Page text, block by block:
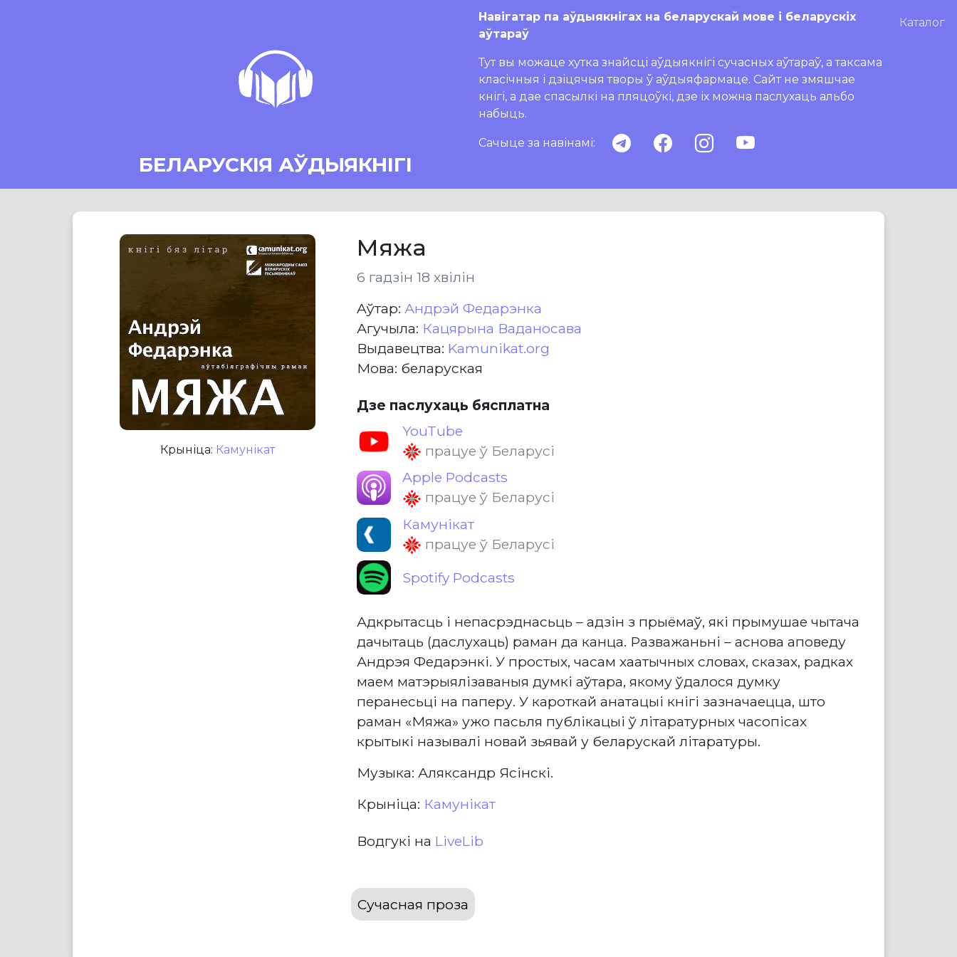
БЕЛАРУСКІЯ АЎДЫЯКНІГІ
Навігатар па аўдыякнігах на беларускай мове і беларускіх
аўтараў
Тут вы можаце хутка знайсці аўдыякнігі сучасных аўтараў, а таксама
класічныя і дзіцячыя творы ў аўдыяфармаце. Сайт не змяшчае
кнігі, а дае спасылкі на пляцоўкі, дзе іх можна паслухаць альбо
набыць.
Сачыце за навінамі:
Каталог
Крыніца: Камунікат
Мяжа
6 гадзін 18 хвілін
Aўтар: Андрэй Федарэнка
Агучыла: Кацярына Ваданосава
Выдавецтва: Kamunikat.org
Мова: беларуская
Дзе паслухаць бясплатна
YouTube
працуе ў Беларусі
Apple Podcasts
працуе ў Беларусі
Камунікат
працуе ў Беларусі
Spotify Podcasts
Адкрытасць і непасрэднасьць – адзін з прыёмаў, які прымушае чытача
дачытаць (даслухаць) раман да канца. Разважаньні – аснова аповеду
Андрэя Федарэнкі. У простых, часам хаатычных словах, сказах, радках
маем матэрыялізаваныя думкі аўтара, якому ўдалося думку
перанесьці на паперу. У кароткай анатацыі кнігі зазначаецца, што
раман «Мяжа» ужо пасьля публікацыі ў літаратурных часопісах
крытыкі называлі новай зьявай у беларускай літаратуры.
Музыка: Аляксандр Ясінскі.
Крыніца: Камунікат
Водгукі на LiveLib
Сучасная проза